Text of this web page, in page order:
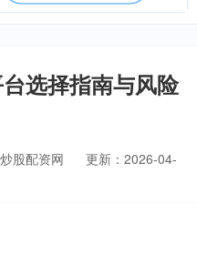
选择指南与风险
股配资网
更新：2026-04-